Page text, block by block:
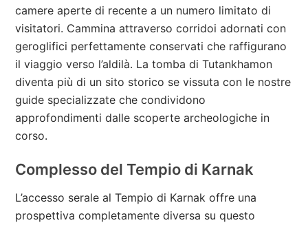
camere aperte di recente a un numero limitato di
visitatori. Cammina attraverso corridoi adornati con
geroglifici perfettamente conservati che raffigurano
il viaggio verso l’aldilà. La tomba di Tutankhamon
diventa più di un sito storico se vissuta con le nostre
guide specializzate che condividono
approfondimenti dalle scoperte archeologiche in
corso.
Complesso del Tempio di Karnak
L’accesso serale al Tempio di Karnak offre una
prospettiva completamente diversa su questo